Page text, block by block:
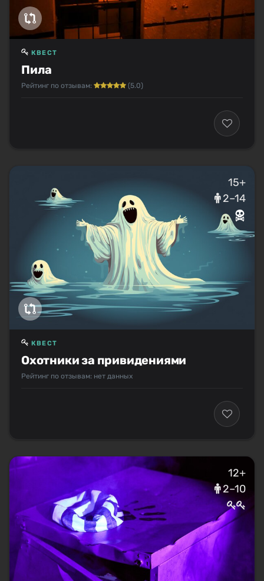
Пила
КВЕСТ
Рейтинг по отзывам: (5.0)
15+
2–14
Охотники за привидениями
КВЕСТ
Рейтинг по отзывам: нет данных
12+
2–10